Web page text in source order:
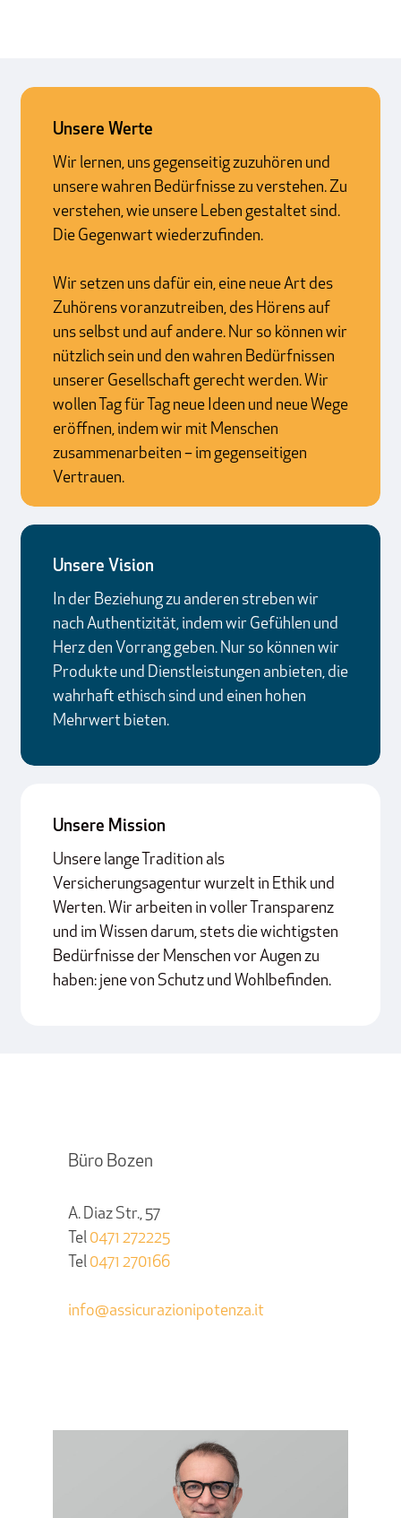
Unsere Werte
Wir lernen, uns gegenseitig zuzuhören und
unsere wahren Bedürfnisse zu verstehen. Zu
verstehen, wie unsere Leben gestaltet sind.
Die Gegenwart wiederzufinden.
Wir setzen uns dafür ein, eine neue Art des
Zuhörens voranzutreiben, des Hörens auf
uns selbst und auf andere. Nur so können wir
nützlich sein und den wahren Bedürfnissen
unserer Gesellschaft gerecht werden. Wir
wollen Tag für Tag neue Ideen und neue Wege
eröffnen, indem wir mit Menschen
zusammenarbeiten – im gegenseitigen
Vertrauen.
Unsere Vision
In der Beziehung zu anderen streben wir
nach Authentizität, indem wir Gefühlen und
Herz den Vorrang geben. Nur so können wir
Produkte und Dienstleistungen anbieten, die
wahrhaft ethisch sind und einen hohen
Mehrwert bieten.
Unsere Mission
Unsere lange Tradition als
Versicherungsagentur wurzelt in Ethik und
Werten. Wir arbeiten in voller Transparenz
und im Wissen darum, stets die wichtigsten
Bedürfnisse der Menschen vor Augen zu
haben: jene von Schutz und Wohlbefinden.
Büro Bozen
A. Diaz Str., 57
Tel 0471 272225
Tel 0471 270166
info@assicurazionipotenza.it